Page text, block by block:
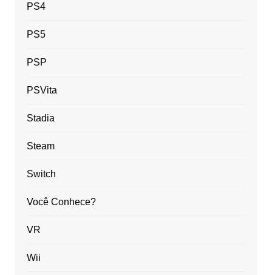
PS4
PS5
PSP
PSVita
Stadia
Steam
Switch
Você Conhece?
VR
Wii